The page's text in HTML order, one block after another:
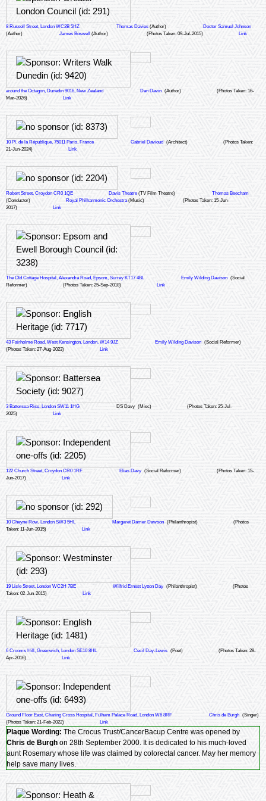
8 Russell Street, London WC2B 5HZ Thomas Davies (Author)
Doctor Samuel Johnson
(Author)
James Boswell (Author) (Photos Taken: 09-Jul-2015) Link
around the Octagon, Dunedin 9016, New Zealand Dan Davin (Author)
(Photos Taken: 16-
Mar-2026)
Link
10 Pl. de la République, 75011 Paris, France Gabriel Davioud (Architect)
(Photos Taken:
21-Jun-2024)
Link
Robert Street, Croydon CR0 1QE Davis Theatre (TV Film Theatre)
Thomas Beecham
(Conductor)
Royal Philharmonic Orchestra (Music)
(Photos Taken: 15-Jun-
2017)
Link
The Old Cottage Hospital, Alexandra Road, Epsom, Surrey KT17 4BL Emily Wilding Davison (Social
Reformer)
(Photos Taken: 25-Sep-2018) Link
43 Fairholme Road, West Kensington, London, W14 9JZ Emily Wilding Davison (Social Reformer)
(Photos Taken: 27-Aug-2023)
Link
3 Battersea Rise, London SW11 1HG DS Davy (Misc)
(Photos Taken: 25-Jul-
2025)
Link
122 Church Street, Croydon CR0 1RF Elias Davy (Social Reformer)
(Photos Taken: 15-
Jun-2017)
Link
10 Cheyne Row, London SW3 5HL Margaret Damer Dawson (Philanthropist)
(Photos
Taken: 11-Jun-2015)
Link
19 Lisle Street, London WC2H 7BE Wilfrid Ernest Lytton Day (Philanthropist)
(Photos
Taken: 02-Jun-2015)
Link
6 Crooms Hill, Greenwich, London SE10 8HL Cecil Day-Lewis (Poet)
(Photos Taken: 28-
Apr-2016)
Link
Ground Floor East, Charing Cross Hospital, Fulham Palace Road, London W6 8RF Chris de Burgh (Singer)
(Photos Taken: 21-Feb-2022)
Link
Plaque Wording: The Crocus Trust/CancerBacup Centre was opened by
Chris de Burgh on 28th September 2000. It is dedicated to his much-loved
aunt Rosemary whose life was claimed by colorectal cancer. May her memory
help save many lives.